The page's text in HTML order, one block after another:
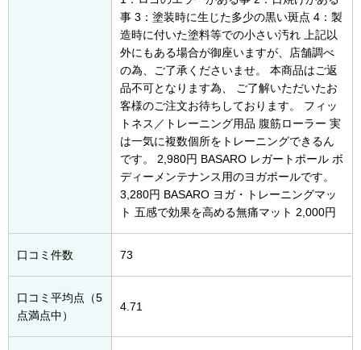
事 3：塗装時に生じた多少の黒い斑点 4：製
造時に付いた塗料等での小さい汚れ 上記以
外にもある場合が御座いますが、店舗調べ
の為、ご了承くださいませ。 本商品はご返
品不可となります為、 ご了解いただいたお
客様のご注文お待ちしております。 フィッ
トネス／トレーニング用品 腹筋ローラー 実
は一気に複数個所をトレーニングできるん
です。 2,980円 BASARO レガートポール ボ
ディーメンテナンス用のヨガポールです。
3,280円 BASARO ヨガ・トレーニングマッ
ト 五感で効果を高める無痛マット 2,000円
口コミ件数 73
口コミ平均点（5
点満点中）
4.71